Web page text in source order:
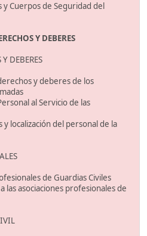
y Cuerpos de Seguridad del
Y DEBERES
DEBERES
y deberes de los
al Servicio de las
y localización del personal de la
de Guardias Civiles
las asociaciones profesionales de